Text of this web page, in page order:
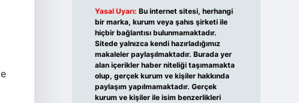
Yasal Uyarı: Bu internet sitesi, herhangi
bir marka, kurum veya şahıs şirketi ile
hiçbir bağlantısı bulunmamaktadır.
Sitede yalnızca kendi hazırladığımız
makaleler paylaşılmaktadır. Burada yer
alan içerikler haber niteliği taşımamakta
olup, gerçek kurum ve kişiler hakkında
paylaşım yapılmamaktadır. Gerçek
kurum ve kişiler ile isim benzerlikleri